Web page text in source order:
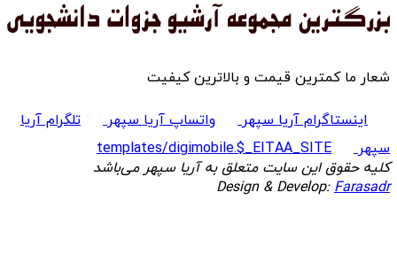
شعار ما کمترین قیمت و بالاترین کیفیت
اینستاگرام آریا سپهر واتساپ آریا سپهر
تلگرام آریا
سپهر
templates/digimobile.$_EITAA_SITE
کلیه حقوق این سایت متعلق به آریا سپهر می‌باشد
Design & Develop:Farasadr